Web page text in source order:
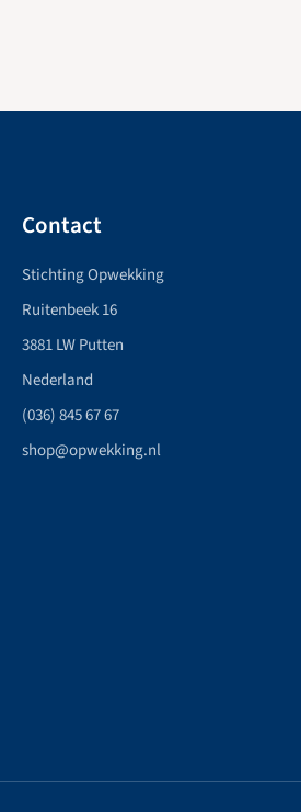
Contact
Stichting Opwekking
Ruitenbeek 16
3881 LW Putten
Nederland
(036) 845 67 67
shop@opwekking.nl